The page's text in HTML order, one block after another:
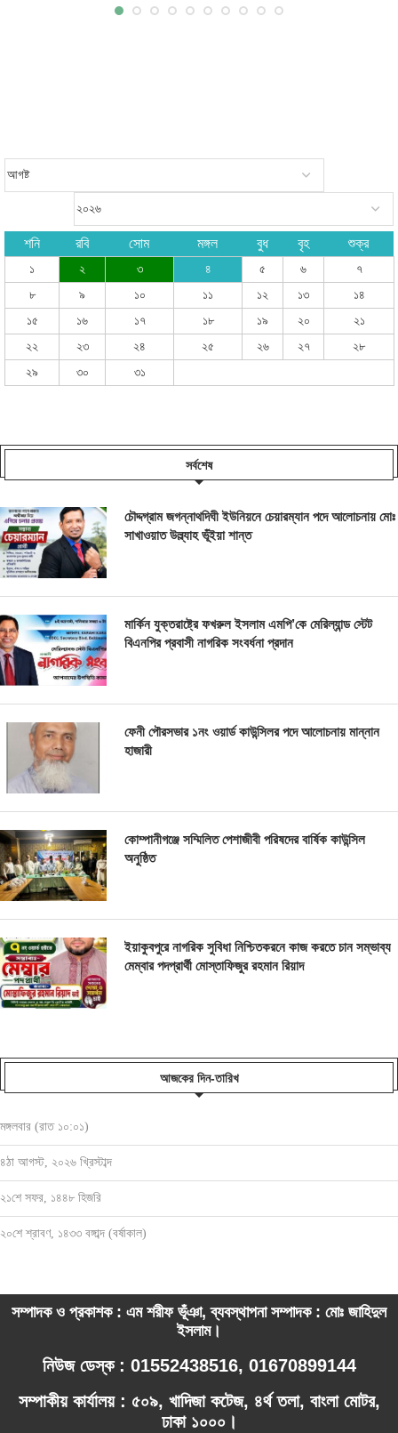
শনি রবি সোম মঙ্গল বুধ বৃহ শুক্র
১ ২ ৩ ৪ ৫ ৬
৭
৮
৯ ১০ ১১ ১২ ১৩
১৪
১৫
১৬ ১৭ ১৮ ১৯ ২০
২১
২২
২৩ ২৪ ২৫ ২৬ ২৭
২৮
২৯
৩০ ৩১
সর্বশেষ
চৌদ্দগ্রাম জগন্নাথদিঘী ইউনিয়নে চেয়ারম্যান পদে আলোচনায় মোঃ
সাখাওয়াত উল্ল্যাহ ভূঁইয়া শান্ত
মার্কিন যুক্তরাষ্ট্রে ফখরুল ইসলাম এমপি’কে মেরিল্যান্ড স্টেট
বিএনপির প্রবাসী নাগরিক সংবর্ধনা প্রদান
ফেনী পৌরসভার ১নং ওয়ার্ড কাউন্সিলর পদে আলোচনায় মান্নান
হাজারী
কোম্পানীগঞ্জে সম্মিলিত পেশাজীবী পরিষদের বার্ষিক কাউন্সিল
অনুষ্ঠিত
ইয়াকুবপুরে নাগরিক সুবিধা নিশ্চিতকরনে কাজ করতে চান সম্ভাব্য
মেম্বার পদপ্রার্থী মোস্তাফিজুর রহমান রিয়াদ
আজকের দিন-তারিখ
মঙ্গলবার (রাত ১০:০১)
৪ঠা আগস্ট, ২০২৬ খ্রিস্টাব্দ
২১শে সফর, ১৪৪৮ হিজরি
২০শে শ্রাবণ, ১৪৩৩ বঙ্গাব্দ (বর্ষাকাল)
সম্পাদক ও প্রকাশক : এম শরীফ ভূঁঞা, ব্যবস্থাপনা সম্পাদক : মোঃ জাহিদুল
ইসলাম।
নিউজ ডেস্ক : 01552438516, 01670899144
সম্পাকীয় কার্যালয় : ৫০৯, খাদিজা কটেজ, ৪র্থ তলা, বাংলা মোটর,
ঢাকা ১০০০।